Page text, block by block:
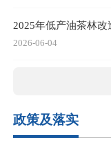
2025年低产油茶林
2026-06-04
政策及落实